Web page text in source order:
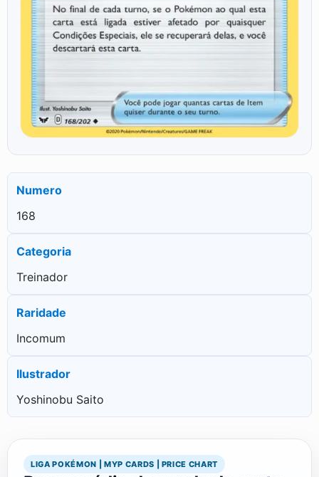
Numero
168
Categoria
Treinador
Raridade
Incomum
Ilustrador
Yoshinobu Saito
LIGA POKÉMON | MYP CARDS | PRICE CHART